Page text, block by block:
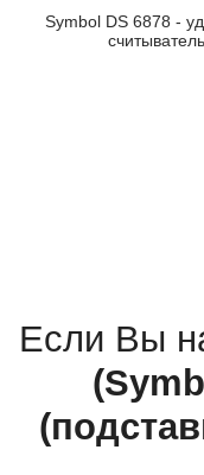
Symbol DS 6878 -
Если Вы